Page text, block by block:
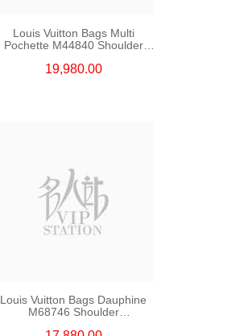
Louis Vuitton Bags Multi
Pochette M44840 Shoulder
19,980.00
Louis Vuitton Bags Dauphine
M68746 Shoulder